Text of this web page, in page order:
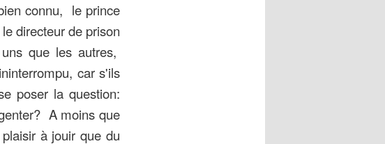
connu, le prince
directeur de prison
que les autres,
car s'ils
poser la question:
A moins que
à jouir que du